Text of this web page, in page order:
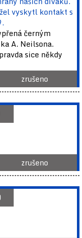
vyskytl kontakt s
černým
A. Neilsona.
sice někdy
zrušeno
zrušeno